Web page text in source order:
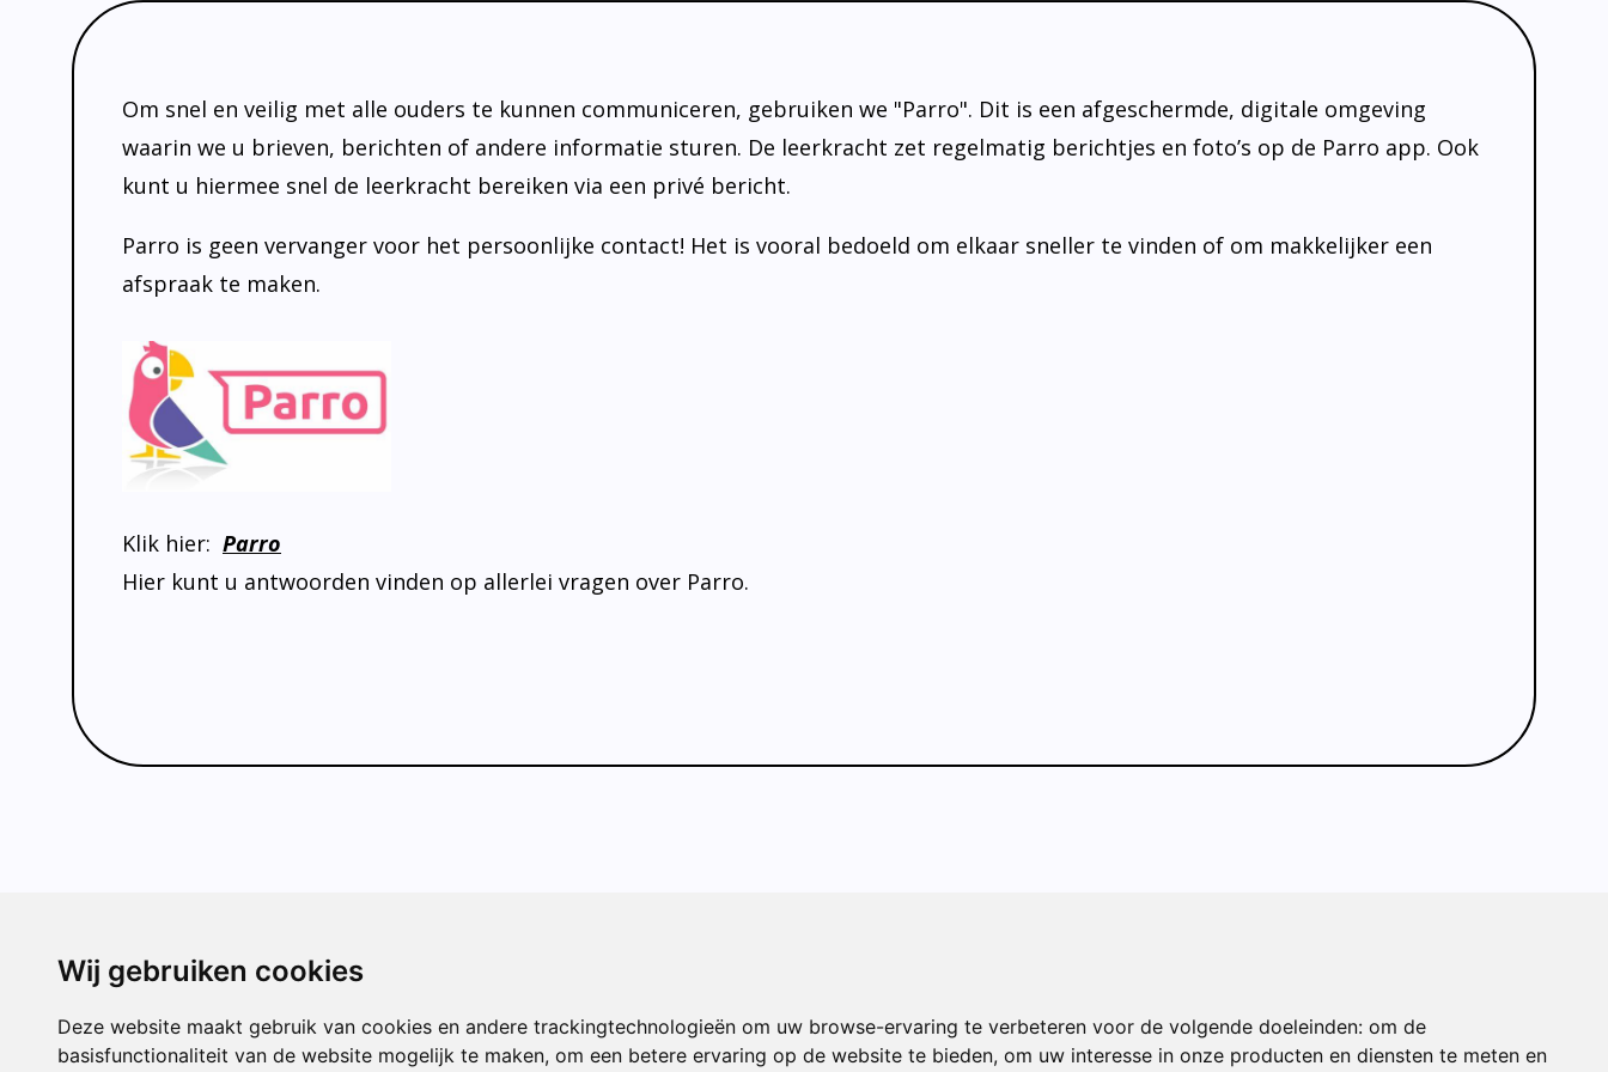
Wij gebruiken cookies
Deze website maakt gebruik van cookies en andere trackingtechnologieën om uw browse-ervaring te verbeteren voor de volgende doeleinden: om de
basisfunctionaliteit van de website mogelijk te maken, om een betere ervaring op de website te bieden, om uw interesse in onze producten en diensten te meten en
Om snel en veilig met alle ouders te kunnen communiceren, gebruiken we "Parro". Dit is een afgeschermde, digitale omgeving
waarin we u brieven, berichten of andere informatie sturen. De leerkracht zet regelmatig berichtjes en foto’s op de Parro app. Ook
kunt u hiermee snel de leerkracht bereiken via een privé bericht.
Parro is geen vervanger voor het persoonlijke contact! Het is vooral bedoeld om elkaar sneller te vinden of om makkelijker een
afspraak te maken.
Klik hier: Parro
Hier kunt u antwoorden vinden op allerlei vragen over Parro.
Van Swindensingel 66
3112 RK Schiedam